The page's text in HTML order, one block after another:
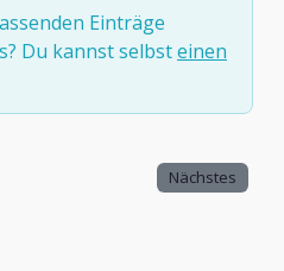
Einträge
Du kannst selbsteinen
Nächstes